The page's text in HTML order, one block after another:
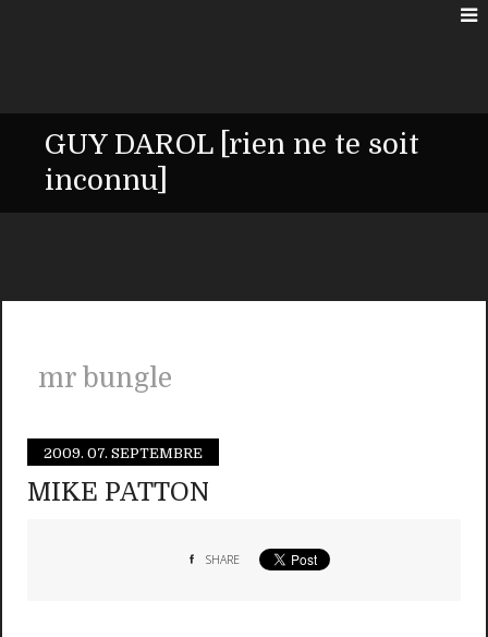
GUY DAROL [rien ne te soit
inconnu]
mr bungle
2009. 07. SEPTEMBRE
MIKE PATTON
SHARE